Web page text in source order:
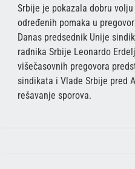
Srbije je pokazala dobru
određenih pomaka u
Danas predsednik Unije
radnika Srbije Leonardo
višečasovnih pregovora
sindikata i Vlade Srbije pred
rešavanje sporova.